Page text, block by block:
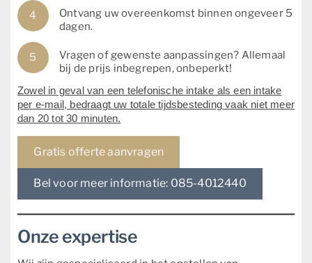
Ontvang uw overeenkomst binnen ongeveer 5
dagen.
Vragen of gewenste aanpassingen? Allemaal
bij de prijs inbegrepen, onbeperkt!
Zowel in geval van een telefonische intake als een intake
per e-mail, bedraagt uw totale tijdsbesteding vaak niet meer
dan 20 tot 30 minuten.
Gratis offerte aanvragen
Bel voor meer informatie: 085-4012440
Onze expertise